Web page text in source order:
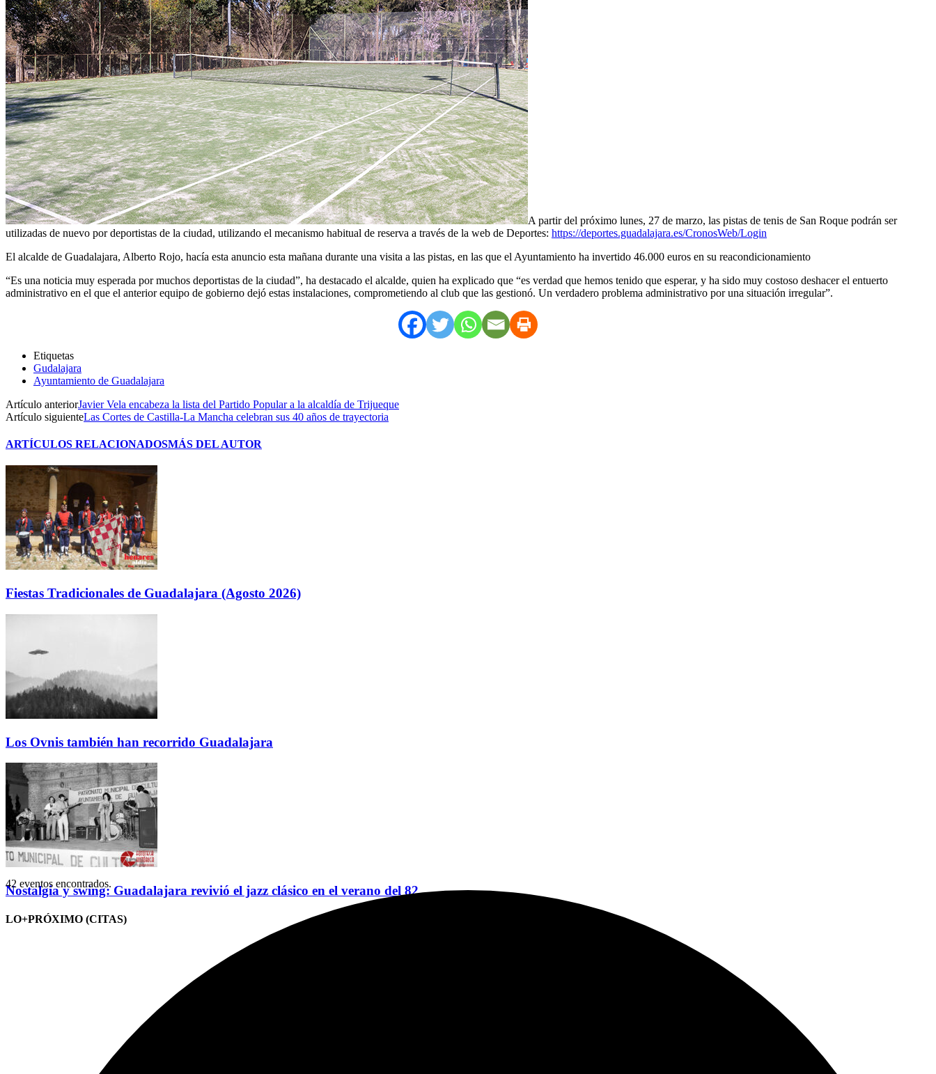
A partir del próximo lunes, 27 de marzo, las pistas de tenis de San Roque podrán ser
utilizadas de nuevo por deportistas de la ciudad, utilizando el mecanismo habitual de reserva a través de la web de Deportes: https://deportes.guadalajara.es/CronosWeb/Login
El alcalde de Guadalajara, Alberto Rojo, hacía esta anuncio esta mañana durante una visita a las pistas, en las que el Ayuntamiento ha invertido 46.000 euros en su reacondicionamiento
“Es una noticia muy esperada por muchos deportistas de la ciudad”, ha destacado el alcalde, quien ha explicado que “es verdad que hemos tenido que esperar, y ha sido muy costoso deshacer el entuerto
administrativo en el que el anterior equipo de gobierno dejó estas instalaciones, comprometiendo al club que las gestionó. Un verdadero problema administrativo por una situación irregular”.
Etiquetas
Gudalajara
Ayuntamiento de Guadalajara
Artículo anteriorJavier Vela encabeza la lista del Partido Popular a la alcaldía de Trijueque
Artículo siguienteLas Cortes de Castilla-La Mancha celebran sus 40 años de trayectoria
ARTÍCULOS RELACIONADOSMÁS DEL AUTOR
Fiestas Tradicionales de Guadalajara (Agosto 2026)
Los Ovnis también han recorrido Guadalajara
Nostalgia y swing: Guadalajara revivió el jazz clásico en el verano del 82
LO+PRÓXIMO (CITAS)
42 eventos encontrados.